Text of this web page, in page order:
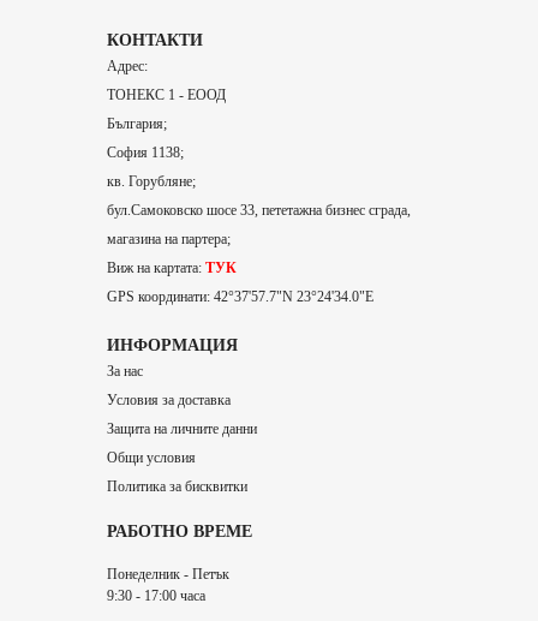
КОНТАКТИ
Адрес:
ТОНЕКС 1 - ЕООД
България;
София 1138;
кв. Горубляне;
бул.Самоковско шосе 33, пететажна бизнес сграда,
магазина на партера;
Виж на картата: ТУК
GPS координати: 42°37'57.7"N 23°24'34.0"E
ИНФОРМАЦИЯ
За нас
Условия за доставка
Защита на личните данни
Общи условия
Политика за бисквитки
РАБОТНО ВРЕМЕ
Понеделник - Петък
9:30 - 17:00 часа